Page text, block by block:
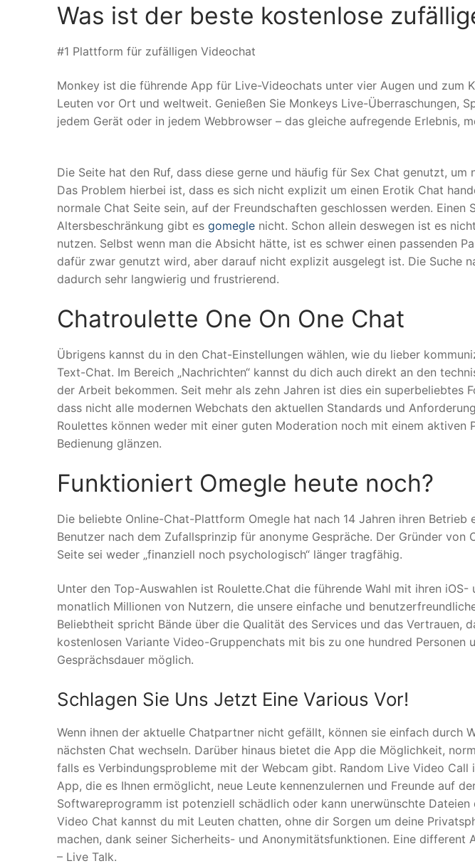
Was ist der beste kostenlose
#1 Plattform für zufälligen Videochat
Monkey ist die führende App für Live-Videochats unter vier Augen und zum
Leuten vor Ort und weltweit. Genießen Sie Monkeys Live-Überraschungen,
jedem Gerät oder in jedem Webbrowser – das gleiche aufregende Erlebnis,
Die Seite hat den Ruf, dass diese gerne und häufig für Sex Chat genutzt,
Das Problem hierbei ist, dass es sich nicht explizit um einen Erotik Chat
normale Chat Seite sein, auf der Freundschaften geschlossen werden. Einen
Altersbeschränkung gibt es gomegle nicht. Schon allein deswegen ist es
nutzen. Selbst wenn man die Absicht hätte, ist es schwer einen passenden
dafür zwar genutzt wird, aber darauf nicht explizit ausgelegt ist. Die Suche
dadurch sehr langwierig und frustrierend.
Chatroulette One On One Chat
Übrigens kannst du in den Chat-Einstellungen wählen, wie du lieber
Text-Chat. Im Bereich „Nachrichten“ kannst du dich auch direkt an den
der Arbeit bekommen. Seit mehr als zehn Jahren ist dies ein superbeliebtes
dass nicht alle modernen Webchats den aktuellen Standards und
Roulettes können weder mit einer guten Moderation noch mit einem aktiven
Bedienung glänzen.
Funktioniert Omegle heute noch?
Die beliebte Online-Chat-Plattform Omegle hat nach 14 Jahren ihren
Benutzer nach dem Zufallsprinzip für anonyme Gespräche. Der Gründer von
Seite sei weder „finanziell noch psychologisch“ länger tragfähig.
Unter den Top-Auswahlen ist Roulette.Chat die führende Wahl mit ihren
monatlich Millionen von Nutzern, die unsere einfache und
Beliebtheit spricht Bände über die Qualität des Services und das Vertrauen,
kostenlosen Variante Video-Gruppenchats mit bis zu one hundred Personen
Gesprächsdauer möglich.
Schlagen Sie Uns Jetzt Eine Various Vor!
Wenn ihnen der aktuelle Chatpartner nicht gefällt, können sie einfach durch
nächsten Chat wechseln. Darüber hinaus bietet die App die Möglichkeit,
falls es Verbindungsprobleme mit der Webcam gibt. Random Live Video
App, die es Ihnen ermöglicht, neue Leute kennenzulernen und Freunde auf
Softwareprogramm ist potenziell schädlich oder kann unerwünschte Dateien
Video Chat kannst du mit Leuten chatten, ohne dir Sorgen um deine
machen, dank seiner Sicherheits- und Anonymitätsfunktionen. Eine different
– Live Talk.